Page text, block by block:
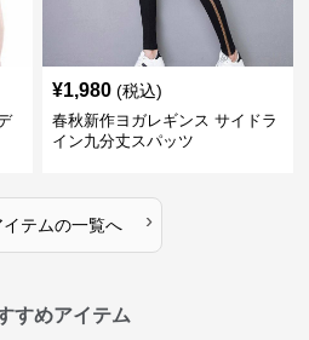
¥1,980 (税込)
春秋新作ヨガレギンス サイドラ
イン九分丈スパッツ
イテムの一覧へ ›
すめアイテム